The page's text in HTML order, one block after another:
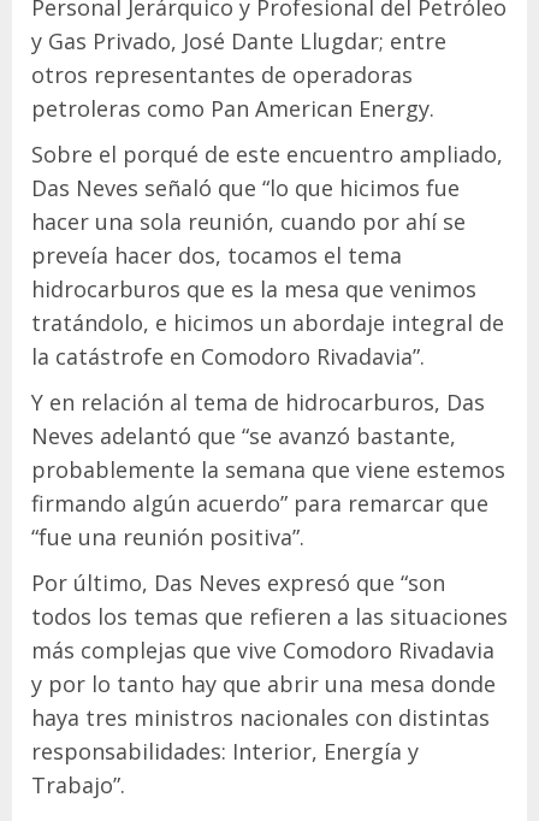
Personal Jerárquico y Profesional del Petróleo
y Gas Privado, José Dante Llugdar; entre
otros representantes de operadoras
petroleras como Pan American Energy.
Sobre el porqué de este encuentro ampliado,
Das Neves señaló que “lo que hicimos fue
hacer una sola reunión, cuando por ahí se
preveía hacer dos, tocamos el tema
hidrocarburos que es la mesa que venimos
tratándolo, e hicimos un abordaje integral de
la catástrofe en Comodoro Rivadavia”.
Y en relación al tema de hidrocarburos, Das
Neves adelantó que “se avanzó bastante,
probablemente la semana que viene estemos
firmando algún acuerdo” para remarcar que
“fue una reunión positiva”.
Por último, Das Neves expresó que “son
todos los temas que refieren a las situaciones
más complejas que vive Comodoro Rivadavia
y por lo tanto hay que abrir una mesa donde
haya tres ministros nacionales con distintas
responsabilidades: Interior, Energía y
Trabajo”.